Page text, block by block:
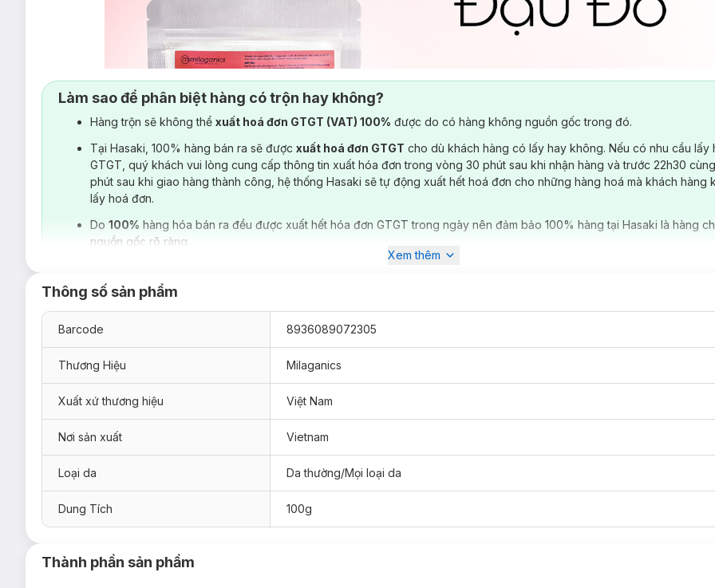
Da sạm, xỉn màu, thâm / nám / tàn nhang,...
Làm sao để phân biệt hàng có trộn hay không?
Hàng trộn sẽ không thể xuất hoá đơn GTGT (VAT) 100% được do có hàng không nguồn gốc trong đó.
Tại Hasaki, 100% hàng bán ra sẽ được xuất hoá đơn GTGT cho dù khách hàng có lấy hay không. Nếu có nhu cầu lấy
GTGT, quý khách vui lòng cung cấp thông tin xuất hóa đơn trong vòng 30 phút sau khi nhận hàng và trước 22h30
phút sau khi giao hàng thành công, hệ thống Hasaki sẽ tự động xuất hết hoá đơn cho những hàng hoá mà khách hàng
lấy hoá đơn.
Do 100% hàng hóa bán ra đều được xuất hết hóa đơn GTGT trong ngày nên đảm bảo 100% hàng tại Hasaki là hàng
nguồn gốc rõ ràng.
Xem thêm
Thông số sản phẩm
Barcode 8936089072305
Thương Hiệu Milaganics
Xuất xứ thương hiệu Việt Nam
Nơi sản xuất Vietnam
Loại da Da thường/Mọi loại da
Dung Tích 100g
Thành phần sản phẩm